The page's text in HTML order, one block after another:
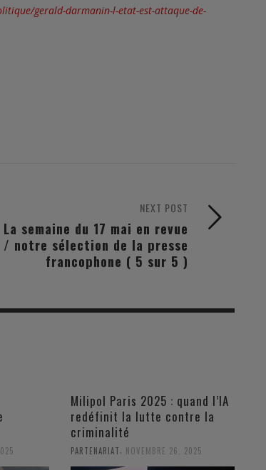
gerald-darmanin-l-etat-est-attaque-de-
NEXT POST
La semaine du 17 mai en revue
/ notre sélection de la presse
francophone ( 5 sur 5 )
Milipol Paris 2025 : quand l’IA
redéfinit la lutte contre la
criminalité
PARTENARIAT NOVEMBRE 26, 2025